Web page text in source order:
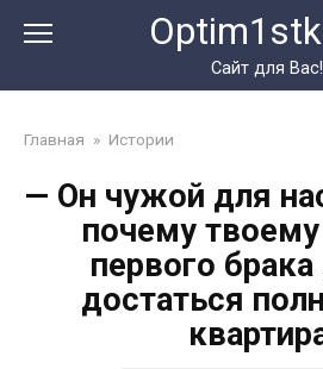
Сайт для Вас!
Главная » Истории
— Он чужой для
почему
первого
достаться